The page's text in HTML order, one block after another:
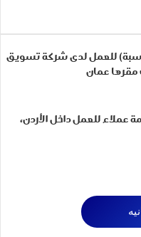
للعمل لدى شركة تسويق
مقرها عمان
للعمل داخل الأردن،